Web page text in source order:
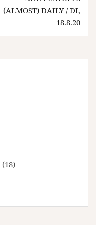
(ALMOST) DAILY / DI,
18.8.20
(18)